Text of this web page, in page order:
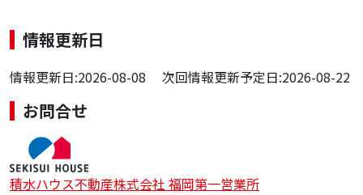
情報更新日
情報更新日:2026-08-08 次回情報更新予定日:2026-08-22
お問合せ
積水ハウス不動産株式会社 福岡第一営業所